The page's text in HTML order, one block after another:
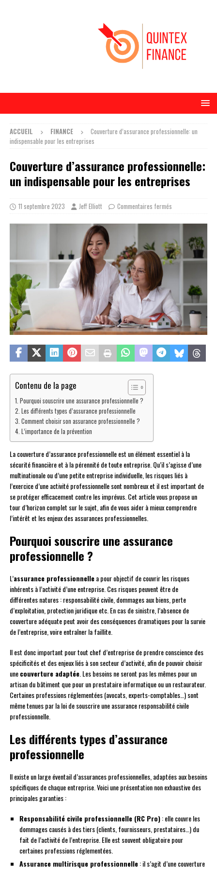
ACCUEIL FINANCE
Couverture d’assurance professionnelle: un
indispensable pour les entreprises
Couverture d’assurance professionnelle:
un indispensable pour les entreprises
11 septembre 2023 Jeff Elliott Commentaires fermés
Contenu de la page
Pourquoi souscrire une assurance professionnelle ?
Les différents types d’assurance professionnelle
Comment choisir son assurance professionnelle ?
L’importance de la prévention
La couverture d’assurance professionnelle est un élément essentiel à la
sécurité financière et à la pérennité de toute entreprise. Qu’il s’agisse d’une
multinationale ou d’une petite entreprise individuelle, les risques liés à
l’exercice d’une activité professionnelle sont nombreux et il est important de
se protéger efficacement contre les imprévus. Cet article vous propose un
tour d’horizon complet sur le sujet, afin de vous aider à mieux comprendre
l’intérêt et les enjeux des assurances professionnelles.
Pourquoi souscrire une assurance
professionnelle ?
L’assurance professionnellea pour objectif de couvrir les risques
inhérents à l’activité d’une entreprise. Ces risques peuvent être de
différentes natures : responsabilité civile, dommages aux biens, perte
d’exploitation, protection juridique etc. En cas de sinistre, l’absence de
couverture adéquate peut avoir des conséquences dramatiques pour la survie
de l’entreprise, voire entraîner la faillite.
Il est donc important pour tout chef d’entreprise de prendre conscience des
spécificités et des enjeux liés à son secteur d’activité, afin de pouvoir choisir
unecouverture adaptée . Les besoins ne seront pas les mêmes pour un
artisan du bâtiment que pour un prestataire informatique ou un restaurateur.
Certaines professions réglementées (avocats, experts-comptables…) sont
même tenues par la loi de souscrire une assurance responsabilité civile
professionnelle.
Les différents types d’assurance
professionnelle
Il existe un large éventail d’assurances professionnelles, adaptées aux besoins
spécifiques de chaque entreprise. Voici une présentation non exhaustive des
principales garanties :
Responsabilité civile professionnelle (RC Pro): elle couvre les
dommages causés à des tiers (clients, fournisseurs, prestataires…) du
fait de l’activité de l’entreprise. Elle est souvent obligatoire pour
certaines professions réglementées.
Assurance multirisque professionnelle: il s’agit d’une couverture